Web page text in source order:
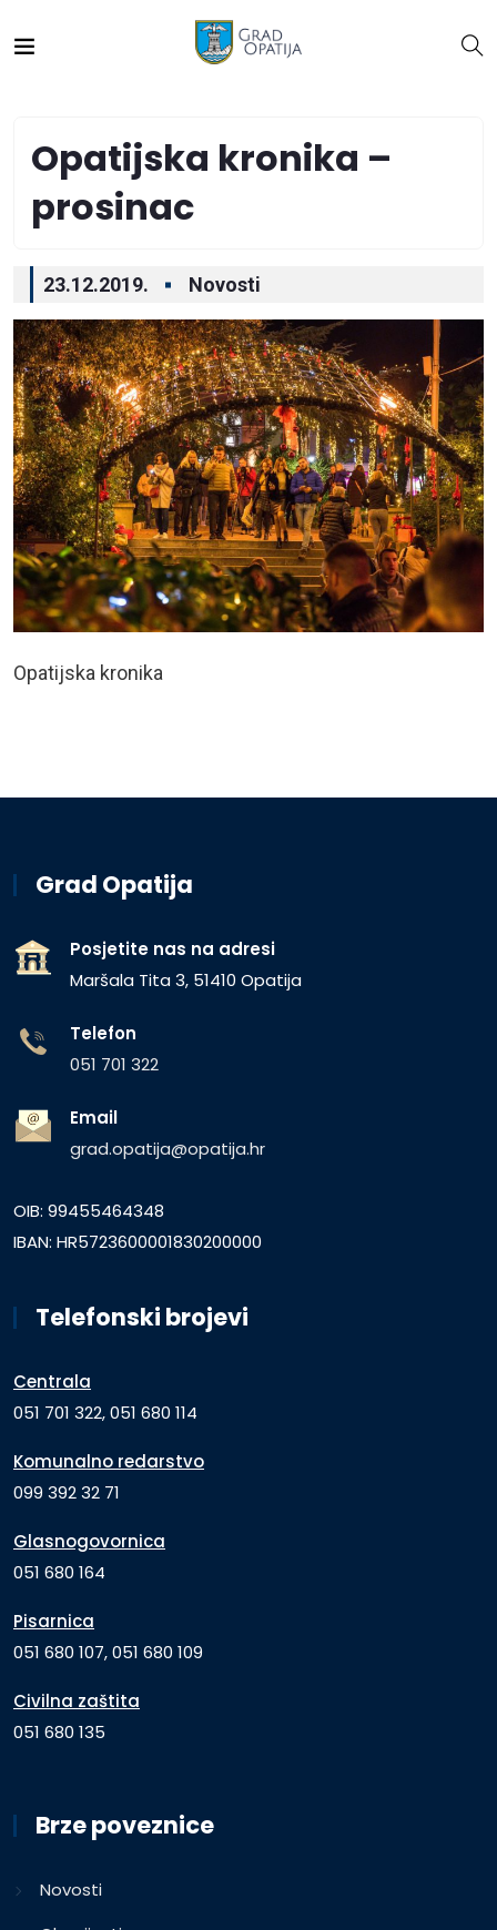
Opatijska kronika –
prosinac
23.12.2019. Novosti
Opatijska kronika
Grad Opatija
Posjetite nas na adresi
Maršala Tita 3, 51410 Opatija
Telefon
051 701 322
Email
grad.opatija@opatija.hr
OIB: 99455464348
IBAN: HR5723600001830200000
Telefonski brojevi
Centrala
051 701 322, 051 680 114
Komunalno redarstvo
099 392 32 71
Glasnogovornica
051 680 164
Pisarnica
051 680 107, 051 680 109
Civilna zaštita
051 680 135
Brze poveznice
Novosti